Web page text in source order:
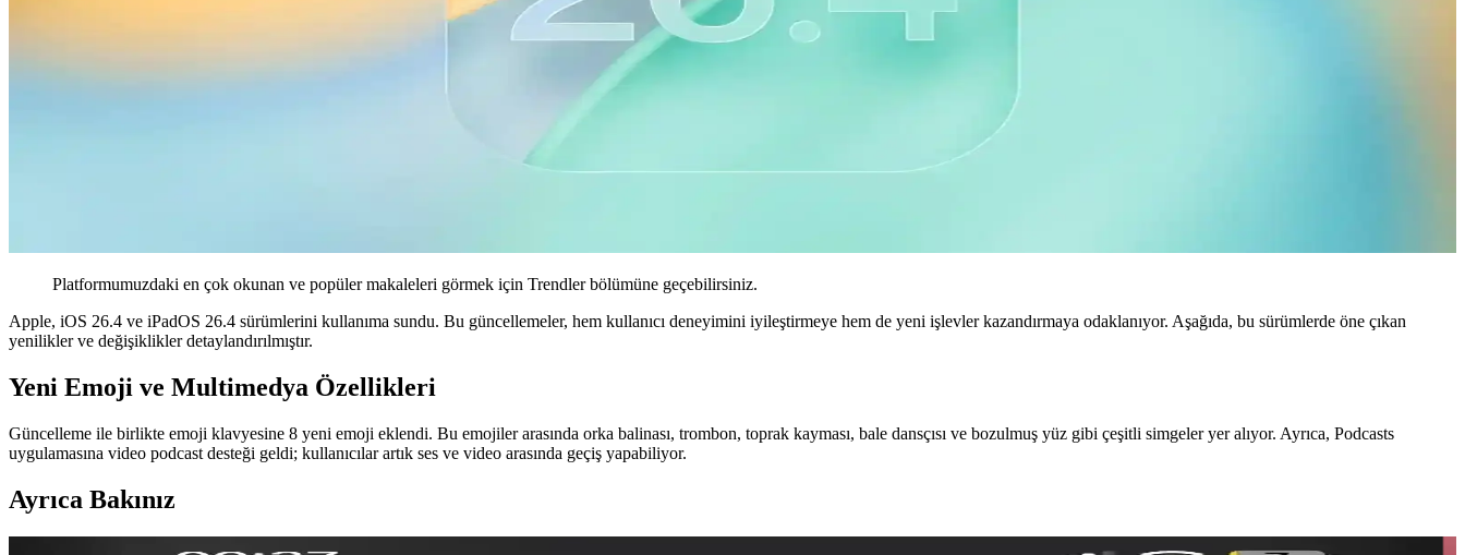
Platformumuzdaki en çok okunan ve popüler makaleleri görmek için Trendler bölümüne geçebilirsiniz.
Apple, iOS 26.4 ve iPadOS 26.4 sürümlerini kullanıma sundu. Bu güncellemeler, hem kullanıcı deneyimini iyileştirmeye hem de yeni işlevler kazandırmaya odaklanıyor. Aşağıda, bu sürümlerde öne çıkan
yenilikler ve değişiklikler detaylandırılmıştır.
Yeni Emoji ve Multimedya Özellikleri
Güncelleme ile birlikte emoji klavyesine 8 yeni emoji eklendi. Bu emojiler arasında orka balinası, trombon, toprak kayması, bale dansçısı ve bozulmuş yüz gibi çeşitli simgeler yer alıyor. Ayrıca, Podcasts
uygulamasına video podcast desteği geldi; kullanıcılar artık ses ve video arasında geçiş yapabiliyor.
Ayrıca Bakınız